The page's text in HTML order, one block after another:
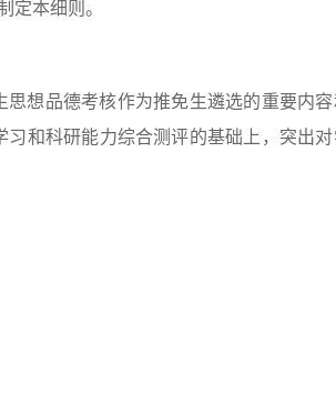
本细则。
想品德考核作为推免生遴选的重要内
和科研能力综合测评的基础上，突出